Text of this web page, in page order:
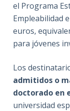
el Programa
Empleabilidad
euros,
para jóvenes
Los
admitidos o
doctorado en
universidad